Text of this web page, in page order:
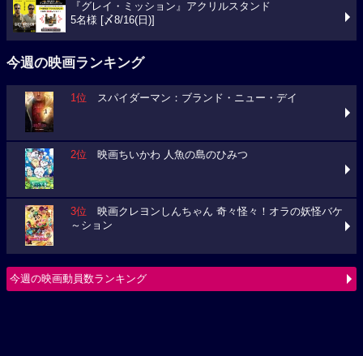
『グレイ・ミッション』アクリルスタンド
5名様 [〆8/16(日)]
今週の映画ランキング
1位 スパイダーマン：ブランド・ニュー・デイ
2位 映画ちいかわ 人魚の島のひみつ
3位 映画クレヨンしんちゃん 奇々怪々！オラの妖怪バケ
～ション
今週の映画動員数ランキング